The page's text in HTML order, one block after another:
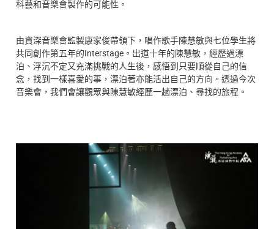
科藝和音樂會製作的可能性。
由資深音樂會監製康家俊帶領下，唱作歌手陳慧敏與七位學生將
共同創作第五年的Interstage。出道十年的陳慧敏，經歷過漂
泊、浮沉不定又充滿挑戰的人生後，感悟到只要順從自己的信
念，找到一樣喜愛的事，漂泊著亦能活出自己的方向。透過今次
音樂會，我們會讓觀眾與陳慧敏經歷一趟漂泊、尋找的旅程。